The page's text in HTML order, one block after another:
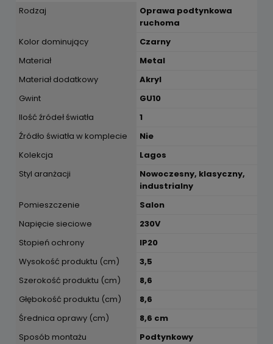
Rodzaj
Oprawa podtynkowa
ruchoma
Kolor dominujący
Czarny
Materiał
Metal
Materiał dodatkowy
Akryl
Gwint
GU10
Ilość źródeł światła
1
Źródło światła w komplecie
Nie
Kolekcja
Lagos
Styl aranżacji
Nowoczesny, klasyczny,
industrialny
Pomieszczenie
Salon
Napięcie sieciowe
230V
Stopień ochrony
IP20
Wysokość produktu (cm)
3,5
Szerokość produktu (cm)
8,6
Głębokość produktu (cm)
8,6
Średnica oprawy (cm)
8,6 cm
Sposób montażu
Podtynkowy